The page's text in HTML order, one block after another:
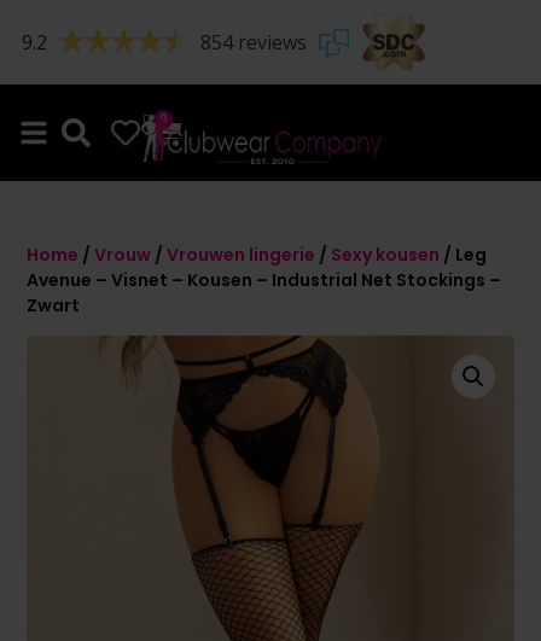
9.2 854 reviews
0 0
Home /Vrouw /Vrouwen lingerie / Sexy kousen / Leg
Avenue – Visnet – Kousen – Industrial Net Stockings –
Zwart